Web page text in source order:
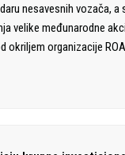
nesavesnih vozača,
velike međunarodne
okriljem organizacije